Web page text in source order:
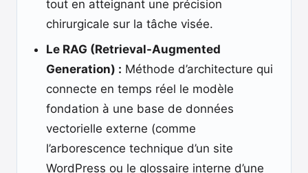
tout en atteignant une précision
chirurgicale sur la tâche visée.
Le RAG (Retrieval-Augmented
Generation) : Méthode d’architecture qui
connecte en temps réel le modèle
fondation à une base de données
vectorielle externe (comme
l’arborescence technique d’un site
WordPress ou le glossaire interne d’une